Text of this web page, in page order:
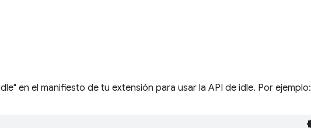
en el manifiesto de tu extensión para usar la API de idle. Por ejemplo: